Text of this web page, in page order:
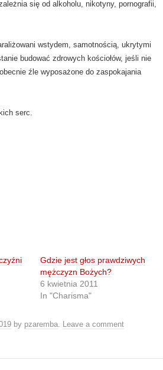
się od alkoholu, nikotyny, pornografii,
wstydem, samotnością, ukrytymi
budować zdrowych kościołów, jeśli nie
źle wyposażone do zaspokajania
serc.
Gdzie jest głos prawdziwych
mężczyzn Bożych?
6 kwietnia 2011
In "Charisma"
by pzaremba Leave a comment